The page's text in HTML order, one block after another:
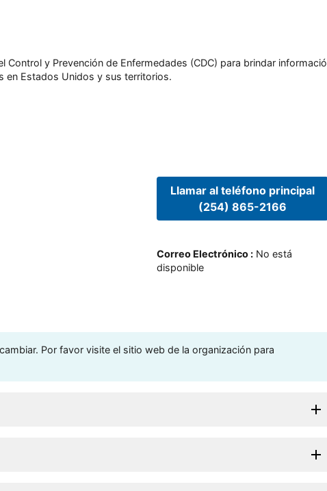
Control y Prevención de Enfermedades (CDC) para brindar
en Estados Unidos y sus territorios.
Llamar al teléfono principal
(254) 865-2166
Correo Electrónico: No está
disponible
Por favor visite el sitio web de la organización para